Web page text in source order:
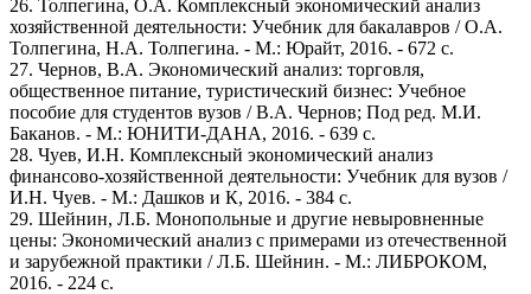
26. Толпегина, О.А. Комплексный экономический анализ
хозяйственной деятельности: Учебник для бакалавров / О.А.
Толпегина, Н.А. Толпегина. - М.: Юрайт, 2016. - 672 c.
27. Чернов, В.А. Экономический анализ: торговля,
общественное питание, туристический бизнес: Учебное
пособие для студентов вузов / В.А. Чернов; Под ред. М.И.
Баканов. - М.: ЮНИТИ-ДАНА, 2016. - 639 c.
28. Чуев, И.Н. Комплексный экономический анализ
финансово-хозяйственной деятельности: Учебник для вузов /
И.Н. Чуев. - М.: Дашков и К, 2016. - 384 c.
29. Шейнин, Л.Б. Монопольные и другие невыровненные
цены: Экономический анализ с примерами из отечественной
и зарубежной практики / Л.Б. Шейнин. - М.: ЛИБРОКОМ,
2016. - 224 c.